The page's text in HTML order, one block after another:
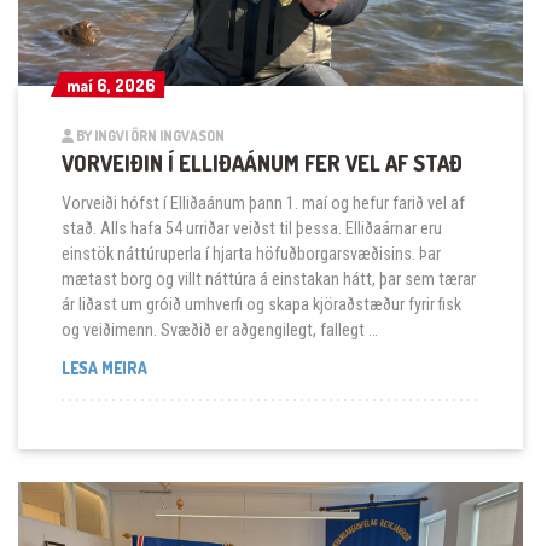
maí 6, 2026
maí 6, 2026
BY INGVI ÖRN INGVASON
VORVEIÐIN Í ELLIÐAÁNUM FER VEL AF STAÐ
Vorveiði hófst í Elliðaánum þann 1. maí og hefur farið vel af
stað. Alls hafa 54 urriðar veiðst til þessa. Elliðaárnar eru
einstök náttúruperla í hjarta höfuðborgarsvæðisins. Þar
mætast borg og villt náttúra á einstakan hátt, þar sem tærar
ár liðast um gróið umhverfi og skapa kjöraðstæður fyrir fisk
og veiðimenn. Svæðið er aðgengilegt, fallegt …
LESA MEIRAVORVEIÐIN Í ELLIÐAÁNUM FER VEL AF STAÐ